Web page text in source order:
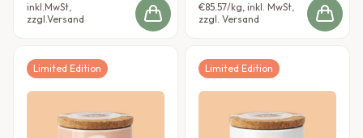
inkl.MwSt,
zzgl.Versand
€85.57/kg, inkl. MwSt,
zzgl. Versand
Limited Edition Limited Edition